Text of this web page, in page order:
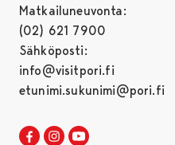
Matkailuneuvonta:
(02) 621 7900
Sähköposti:
info@visitpori.fi
etunimi.sukunimi@pori.fi
Visit Pori Facebookissa
Avautuu uudessa
Visit Pori
Avautuu uudessa